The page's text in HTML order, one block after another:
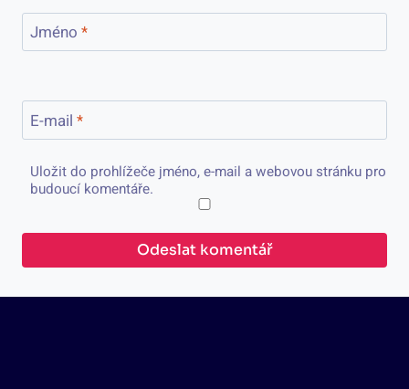
Jméno *
E-mail *
Uložit do prohlížeče jméno, e-mail a webovou stránku pro
budoucí komentáře.